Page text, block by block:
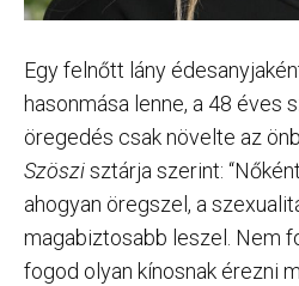
Egy felnőtt lány
hasonmása lenne, a 48 éves
öregedés csak növelte az
Szöszisztárja szerint:
ahogyan öregszel, a
magabiztosabb leszel. Nem
fogod olyan kínosnak érezni